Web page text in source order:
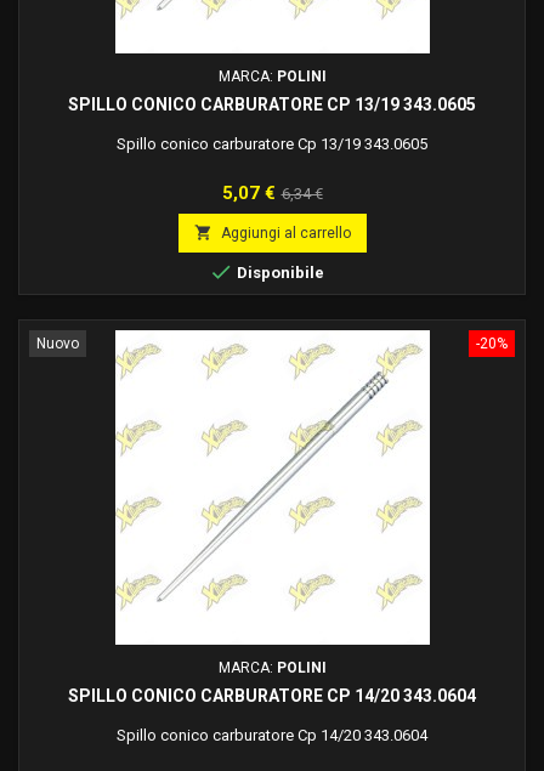
MARCA: POLINI
SPILLO CONICO CARBURATORE CP 13/19 343.0605
Spillo conico carburatore Cp 13/19 343.0605
Prezzo
5,07 € Prezzo
base
6,34 €
 Aggiungi al carrello
 Disponibile
-20%
Nuovo
MARCA: POLINI
SPILLO CONICO CARBURATORE CP 14/20 343.0604
Spillo conico carburatore Cp 14/20 343.0604